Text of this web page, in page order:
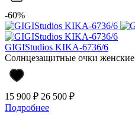
-60%
GIGIStudios KIKA-6736/6
Солнцезащитные очки женские
15 900 ₽ 26 500 ₽
Подробнее